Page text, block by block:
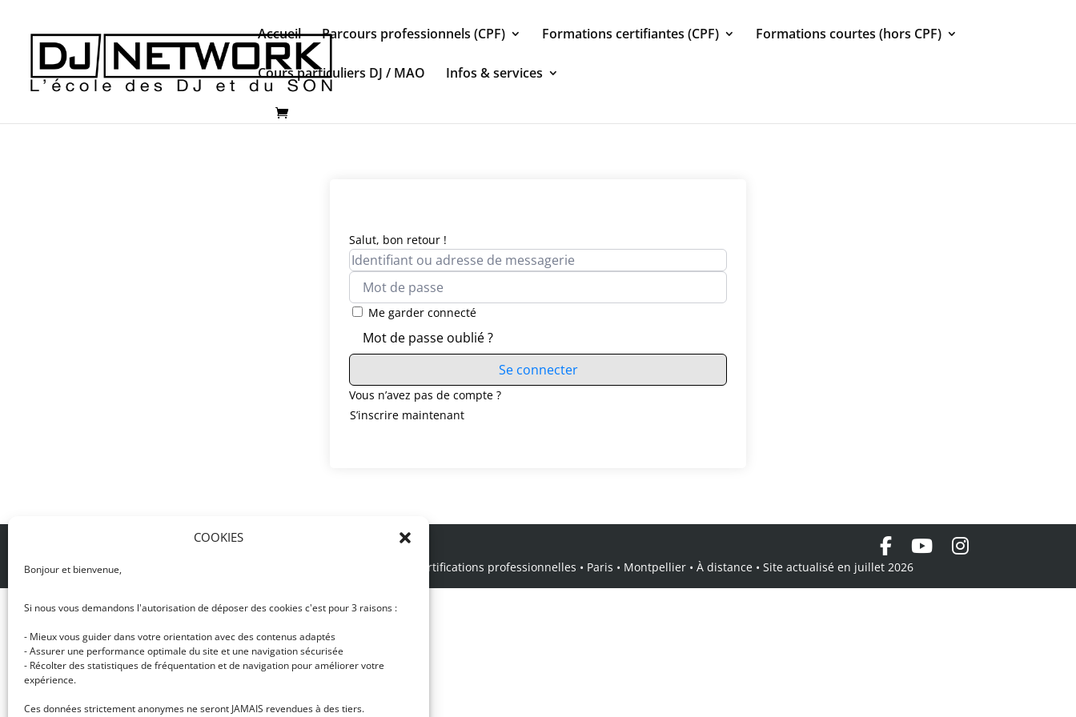
COOKIES
Bonjour et bienvenue,
Si nous vous demandons l'autorisation de déposer des cookies c'est pour 3 raisons :
- Mieux vous guider dans votre orientation avec des contenus adaptés
- Assurer une performance optimale du site et une navigation sécurisée
- Récolter des statistiques de fréquentation et de navigation pour améliorer votre
expérience.
Ces données strictement anonymes ne seront JAMAIS revendues à des tiers.
Accueil Parcours professionnels (CPF) Formations certifiantes (CPF) Formations courtes (hors CPF)
Cours particuliers DJ / MAO Infos & services
Salut, bon retour !
Me garder connecté
Mot de passe oublié ?
Se connecter
Vous n’avez pas de compte ?
S’inscrire maintenant
© DJ NETWORK • École de DJ et de production musicale • Certifications professionnelles • Paris • Montpellier • À distance • Site actualisé en juillet 2026